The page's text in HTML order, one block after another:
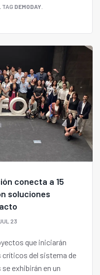
TAG DEMODAY
conecta a 15
soluciones
23
que iniciarán
del sistema de
exhibirán en un